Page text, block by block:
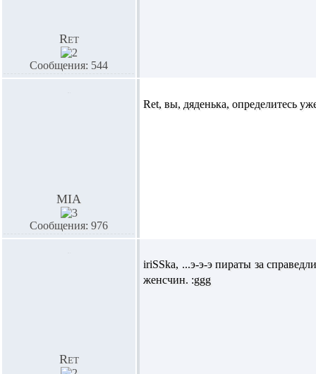
Ret
Сообщения: 544
MIA
Сообщения: 976
Ret, вы, дяденька, определитесь
Ret
iriSSka, ...э-э-э пираты за
женсчин. :ggg